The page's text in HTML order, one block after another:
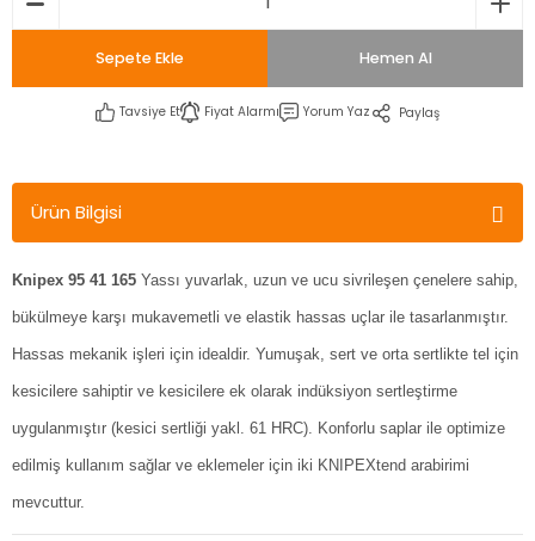
Sepete Ekle Hemen Al
Tavsiye Et Fiyat Alarmı Yorum Yaz Paylaş
Ürün Bilgisi
Knipex 95 41 165 Yassı yuvarlak, uzun ve ucu sivrileşen çenelere sahip,
bükülmeye karşı mukavemetli ve elastik hassas uçlar ile tasarlanmıştır.
Hassas mekanik işleri için idealdir. Yumuşak, sert ve orta sertlikte tel için
kesicilere sahiptir ve kesicilere ek olarak indüksiyon sertleştirme
uygulanmıştır (kesici sertliği yakl. 61 HRC). Konforlu saplar ile optimize
edilmiş kullanım sağlar ve eklemeler için iki KNIPEXtend arabirimi
mevcuttur.